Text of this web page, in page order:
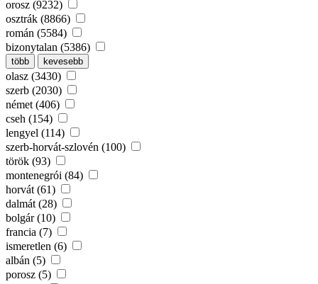
orosz (9232)
osztrák (8866)
román (5584)
bizonytalan (5386)
több kevesebb
olasz (3430)
szerb (2030)
német (406)
cseh (154)
lengyel (114)
szerb-horvát-szlovén (100)
török (93)
montenegrói (84)
horvát (61)
dalmát (28)
bolgár (10)
francia (7)
ismeretlen (6)
albán (5)
porosz (5)